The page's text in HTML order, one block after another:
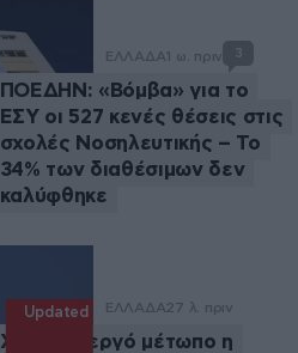
ΕΛΛΑΔΑ 1 ω. πριν 3
ΠΟΕΔΗΝ: «Βόμβα» για το
ΕΣΥ οι 527 κενές θέσεις στις
σχολές Νοσηλευτικής – Το
34% των διαθέσιμων δεν
καλύφθηκε
Updated ΕΛΛΑΔΑ27 λ. πριν
Χωρίς ενεργό μέτωπο η